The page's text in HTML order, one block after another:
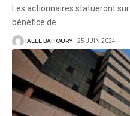
Les actionnaires statueront
bénéfice de
TALEL BAHOURY 25 JUIN 2024